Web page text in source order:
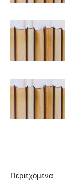
Περιεχόμενα